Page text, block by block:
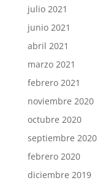
julio 2021
junio 2021
abril 2021
marzo 2021
febrero 2021
noviembre 2020
octubre 2020
septiembre 2020
febrero 2020
diciembre 2019